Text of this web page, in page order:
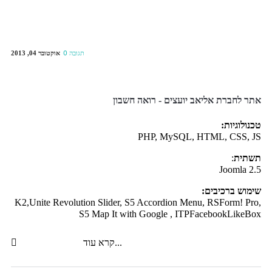
אוקטובר 04, 2013 0 תגובה
אתר לחברת אליאב יועצים - רואה חשבון
טכנולוגיות:
PHP, MySQL, HTML, CSS, JS
תשתית:
Joomla 2.5
שימוש ברכיבים:
K2,Unite Revolution Slider, S5 Accordion Menu, RSForm! Pro,
S5 Map It with Google , ITPFacebookLikeBox
קרא עוד...